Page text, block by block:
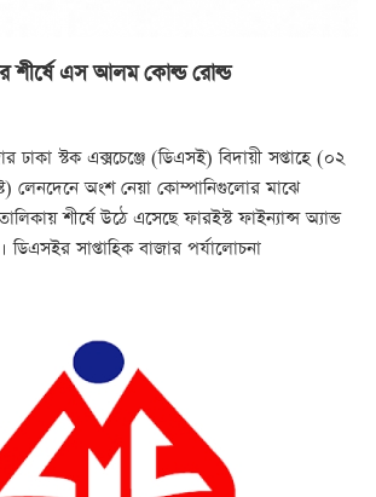
শীর্ষে এস আলম কোল্ড রোল্ড
ঢাকা স্টক এক্সচেঞ্জে (ডিএসই) বিদায়ী সপ্তাহে (০২
লেনদেনে অংশ নেয়া কোম্পানিগুলোর মাঝে
শীর্ষে উঠে এসেছে ফারইস্ট ফাইন্যান্স অ্যান্ড
ডিএসইর সাপ্তাহিক বাজার পর্যালোচনা